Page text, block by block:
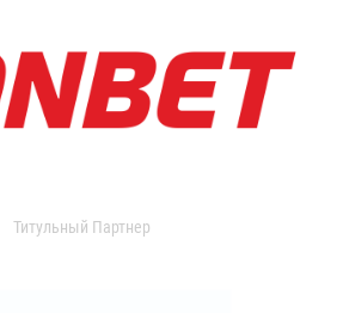
Титульный Партнер